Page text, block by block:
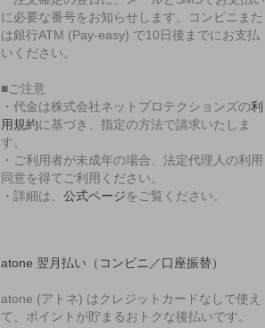
に必要な番号をお知らせします。コンビニまた
は銀行ATM (Pay-easy) で10日後までにお支払
いください。
■ご注意
・代金は株式会社ネットプロテクションズの利
用規約に基づき、指定の方法で請求いたしま
す。
・ご利用者が未成年の場合、法定代理人の利用
同意を得てご利用ください。
・詳細は、公式ページをご覧ください。
atone 翌月払い（コンビニ／口座振替）
atone (アトネ) はクレジットカードなしで使え
て、ポイントが貯まるおトクな後払いです。